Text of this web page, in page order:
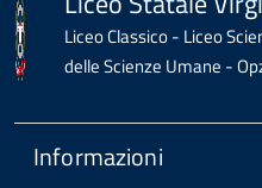
Liceo Classico - Liceo
delle Scienze Umane -
Informazioni